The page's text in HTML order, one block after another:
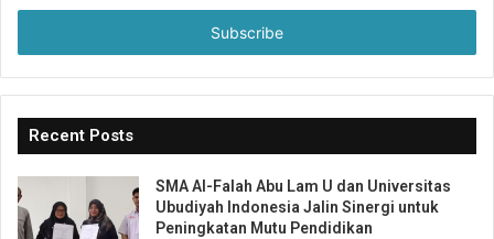
Email
Recent Posts
SMA Al-Falah Abu Lam U dan Universitas
Ubudiyah Indonesia Jalin Sinergi untuk
Peningkatan Mutu Pendidikan